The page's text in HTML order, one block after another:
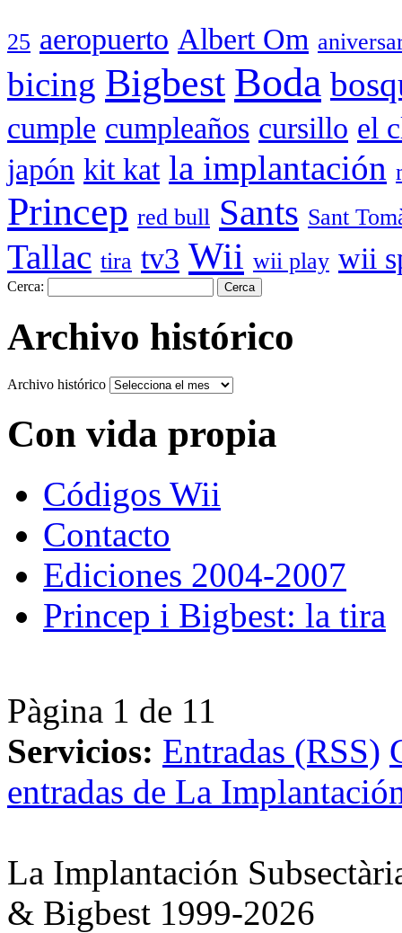
25 aeropuerto Albert Om
bicing Bigbest Boda
cumple cumpleaños cursillo el
japón kit kat la implantación
Princep red bull Sants Sant
Tallac tira tv3 Wii wii play wii
Cerca:
Archivo histórico
Archivo histórico
Con vida propia
Códigos Wii
Contacto
Ediciones 2004-2007
Princep i Bigbest: la tira
Pàgina 1 de 11
Servicios: Entradas (RSS)
entradas de La
La Implantación
& Bigbest 1999-2026